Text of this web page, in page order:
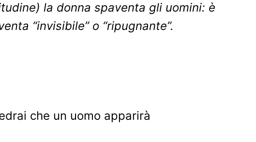
la donna spaventa gli uomini: è
“invisibile” o “ripugnante”.
che un uomo apparirà